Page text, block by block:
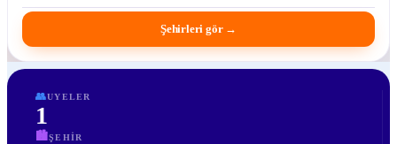
Şehirleri gör →
👥UYELER
1
🏙ŞEHIR